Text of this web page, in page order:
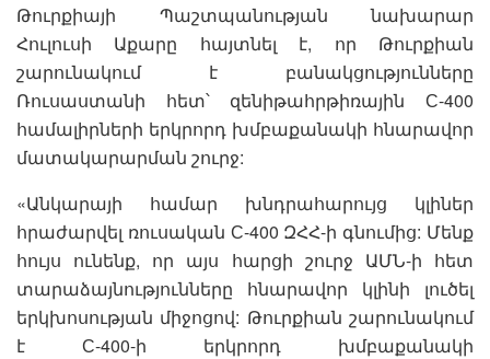
Թուրքիայի Պաշտպանության նախարար
Հուլուսի Աքարը հայտնել է, որ Թուրքիան
շարունակում է բանակցությունները
Ռուսաստանի հետ՝ զենիթահրթիռային С-400
համալիրների երկրորդ խմբաքանակի հնարավոր
մատակարարման շուրջ:
«Անկարայի համար խնդրահարույց կլիներ
հրաժարվել ռուսական С-400 ԶՀՀ-ի գնումից: Մենք
հույս ունենք, որ այս հարցի շուրջ ԱՄՆ-ի հետ
տարաձայնությունները հնարավոր կլինի լուծել
երկխոսության միջոցով: Թուրքիան շարունակում
է С-400-ի երկրորդ խմբաքանակի